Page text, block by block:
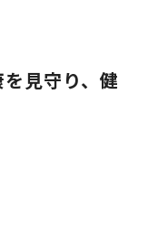
見守り、健